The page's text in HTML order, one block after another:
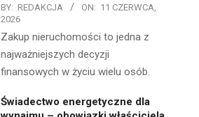
BY: REDAKCJA ON: 11 CZERWCA,
2026
Zakup nieruchomości to jedna z
najważniejszych decyzji
finansowych w życiu wielu osób.
Świadectwo energetyczne dla